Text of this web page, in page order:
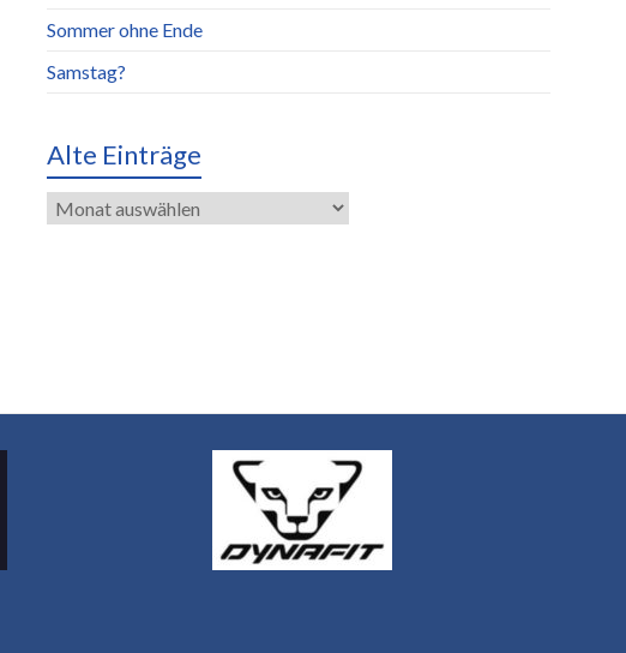
Sommer ohne Ende
Samstag?
Alte Einträge
Alte
Einträge